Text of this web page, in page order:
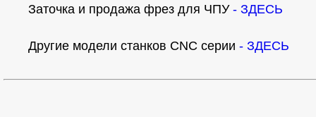
Заточка и продажа фрез для ЧПУ- ЗДЕСЬ
Другие модели станков CNC серии- ЗДЕСЬ